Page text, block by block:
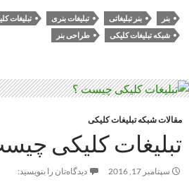
بنر بنر تبلیغاتی تبلیغات بنری تبلیغات
شبکه تبلیغات کلیکی
طراحی بنر
مقالات شبکه تبلیغات کلیکی
تبلیغات کلیکی
سپتامبر 17, 2016 دیدگاه‌تان را بنویسید: